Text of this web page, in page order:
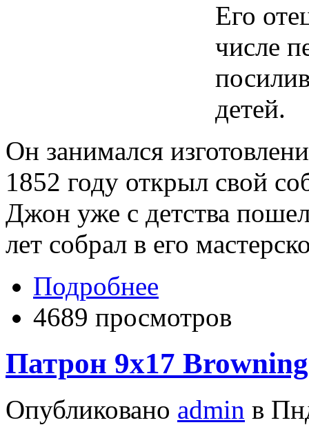
Его
числе
детей.
Он занимался
1852 году открыл свой
Джон уже с детства
лет собрал в его
Подробнее
4689 просмотров
Патрон 9x17 Browning
Опубликовано admin в